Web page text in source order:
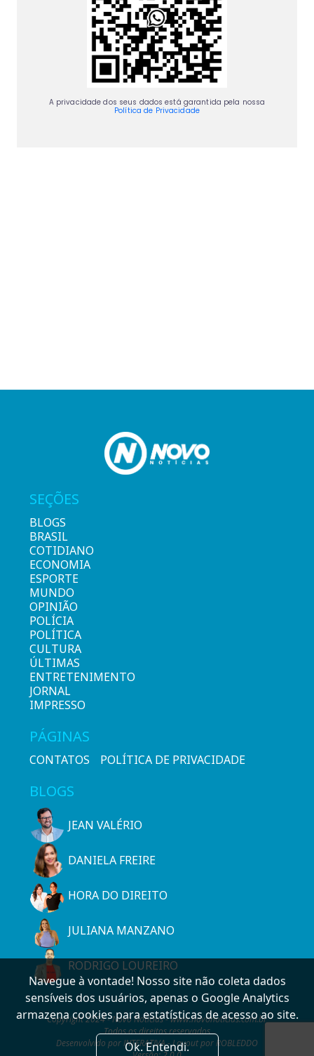
A privacidade dos seus dados está garantida pela nossa
Política de Privacidade
SEÇÕES
BLOGS
BRASIL
COTIDIANO
ECONOMIA
ESPORTE
MUNDO
OPINIÃO
POLÍCIA
POLÍTICA
CULTURA
ÚLTIMAS
ENTRETENIMENTO
JORNAL
IMPRESSO
PÁGINAS
CONTATOS POLÍTICA DE PRIVACIDADE
BLOGS
JEAN VALÉRIO
DANIELA FREIRE
HORA DO DIREITO
JULIANA MANZANO
RODRIGO LOUREIRO
Copyright 2024 - Novo Notícias - www.novonoticias.com.br
Todos os direitos reservados
Desenvolvido por INTERATIVA - Layout por ROBLEDDO
Navegue à vontade! Nosso site não coleta dados
sensíveis dos usuários, apenas o Google Analytics
armazena cookies para estatísticas de acesso ao site.
Ok. Entendi.